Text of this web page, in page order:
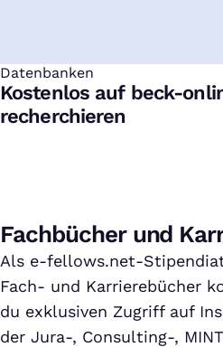
Datenbanken
:
Kostenlos auf beck-
recherchieren
Fachbücher und
Als e-fellows.net-
Fach- und Karrierebücher
du exklusiven Zugriff auf
der Jura-, Consulting-,